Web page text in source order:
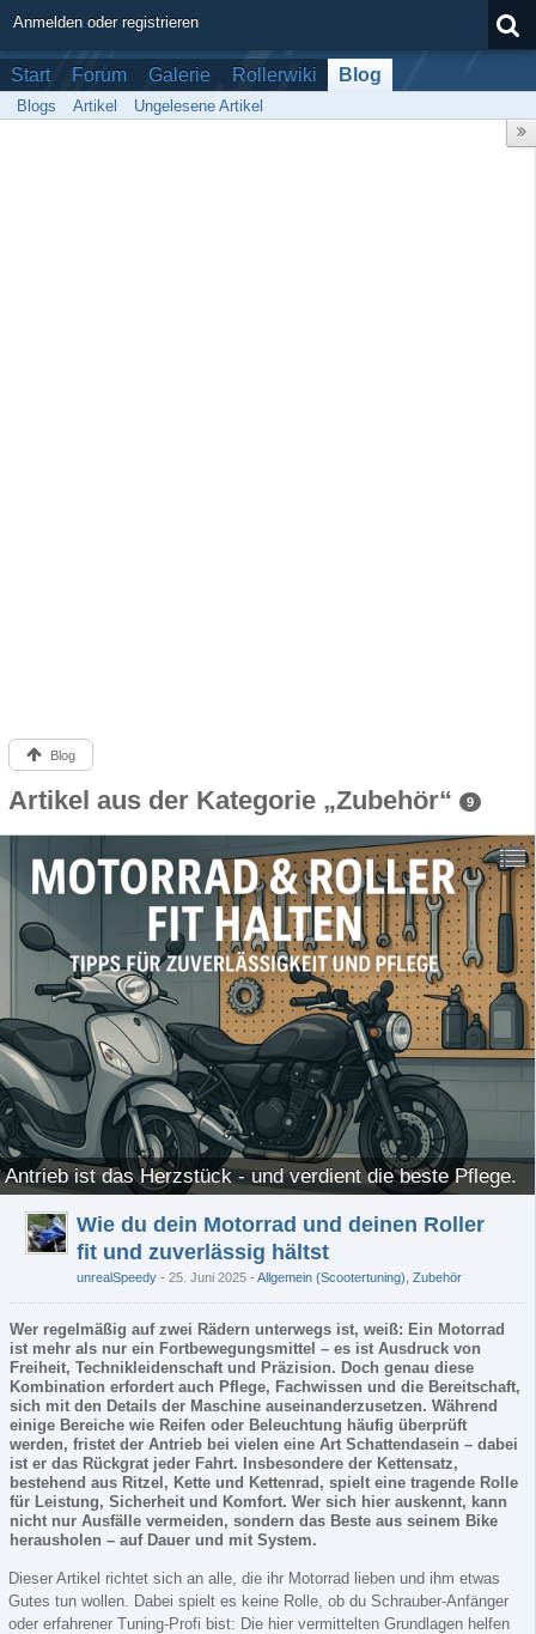
Anmelden oder registrieren
Start Forum Galerie Rollerwiki Blog
Blogs Artikel Ungelesene Artikel
Blog
Artikel aus der Kategorie „Zubehör“ 9
Antrieb ist das Herzstück - und verdient die beste Pflege.
Wie du dein Motorrad und deinen Roller
fit und zuverlässig hältst
unrealSpeedy 25. Juni 2025 - Allgemein (Scootertuning) Zubehör
Wer regelmäßig auf zwei Rädern unterwegs ist, weiß: Ein Motorrad
ist mehr als nur ein Fortbewegungsmittel – es ist Ausdruck von
Freiheit, Technikleidenschaft und Präzision. Doch genau diese
Kombination erfordert auch Pflege, Fachwissen und die Bereitschaft,
sich mit den Details der Maschine auseinanderzusetzen. Während
einige Bereiche wie Reifen oder Beleuchtung häufig überprüft
werden, fristet der Antrieb bei vielen eine Art Schattendasein – dabei
ist er das Rückgrat jeder Fahrt. Insbesondere der Kettensatz,
bestehend aus Ritzel, Kette und Kettenrad, spielt eine tragende Rolle
für Leistung, Sicherheit und Komfort. Wer sich hier auskennt, kann
nicht nur Ausfälle vermeiden, sondern das Beste aus seinem Bike
herausholen – auf Dauer und mit System.
Dieser Artikel richtet sich an alle, die ihr Motorrad lieben und ihm etwas
Gutes tun wollen. Dabei spielt es keine Rolle, ob du Schrauber-Anfänger
oder erfahrener Tuning-Profi bist: Die hier vermittelten Grundlagen helfen